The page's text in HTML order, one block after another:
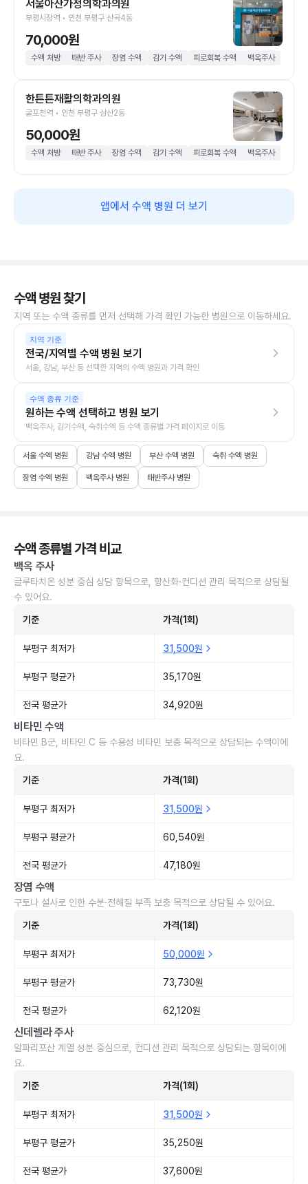
서울아산가정의학과의원
부평시장역 • 인천 부평구 산곡4동
70,000원
수액 처방 태반 주사 장염 수액 감기 수액 피로회복 수액 백옥주사
한튼튼재활의학과의원
굴포천역 • 인천 부평구 삼산2동
50,000원
수액 처방 태반 주사 장염 수액 감기 수액 피로회복 수액 백옥주사
앱에서 수액 병원 더 보기
수액 병원 찾기
지역 또는 수액 종류를 먼저 선택해 가격 확인 가능한 병원으로 이동하세요.
지역 기준
전국/지역별 수액 병원 보기
서울, 강남, 부산 등 선택한 지역의 수액 병원과 가격 확인
수액 종류 기준
원하는 수액 선택하고 병원 보기
백옥주사, 감기수액, 숙취수액 등 수액 종류별 가격 페이지로 이동
서울 수액 병원 강남 수액 병원 부산 수액 병원 숙취 수액 병원
장염 수액 병원 백옥주사 병원 태반주사 병원
수액 종류별 가격 비교
백옥 주사
글루타치온 성분 중심 상담 항목으로, 항산화·컨디션 관리 목적으로 상담될
수 있어요.
기준 가격(1회)
부평구 최저가 31,500원
부평구 평균가 35,170원
전국 평균가 34,920원
비타민 수액
비타민 B군, 비타민 C 등 수용성 비타민 보충 목적으로 상담되는 수액이에
요.
기준 가격(1회)
부평구 최저가 31,500원
부평구 평균가 60,540원
전국 평균가 47,180원
장염 수액
구토나 설사로 인한 수분·전해질 부족 보충 목적으로 상담될 수 있어요.
기준 가격(1회)
부평구 최저가 50,000원
부평구 평균가 73,730원
전국 평균가 62,120원
신데렐라 주사
알파리포산 계열 성분 중심으로, 컨디션 관리 목적으로 상담되는 항목이에
요.
기준 가격(1회)
부평구 최저가 31,500원
부평구 평균가 35,250원
전국 평균가 37,600원